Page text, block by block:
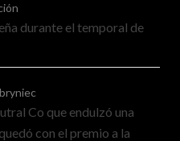
durante el temporal de
Co que endulzó una
con el premio a la